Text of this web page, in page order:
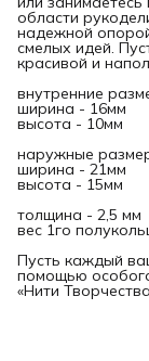
области
надежной
смелых идей.
красивой и
внутренние
ширина - 16мм
высота - 10мм
наружные
ширина - 21мм
высота - 15мм
толщина - 2,5 мм
вес 1го
Пусть каждый
помощью
«Нити